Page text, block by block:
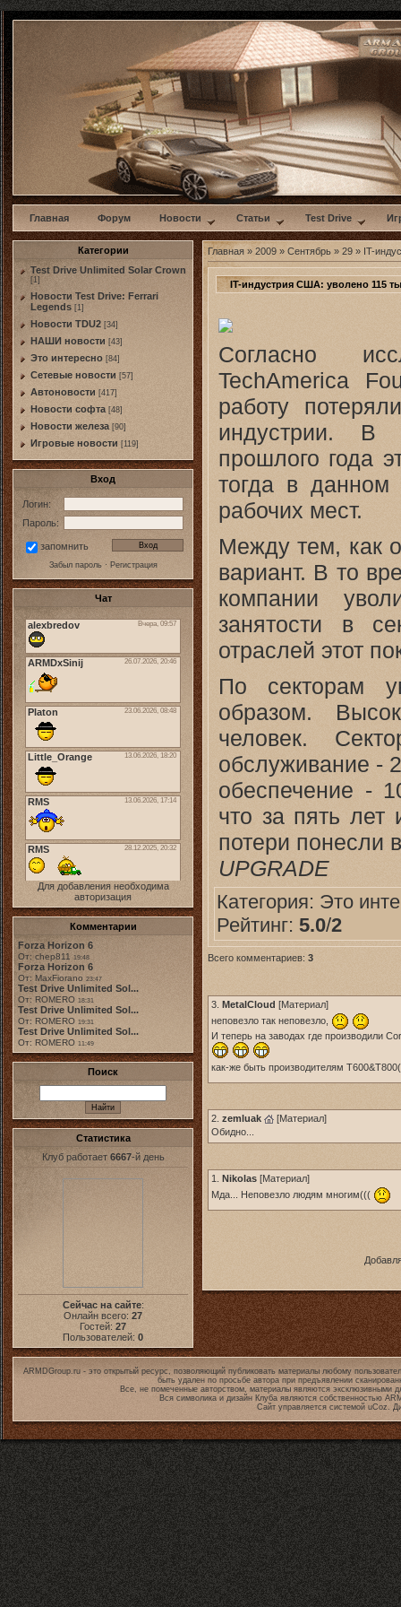
w
Главная Форум Новости Статьи Test Drive
Категории
Test Drive Unlimited Solar Crown
[1]
Новости Test Drive: Ferrari
Legends [1]
Новости TDU2 [34]
НАШИ новости [43]
Это интересно [84]
Сетевые новости [57]
Автоновости [417]
Новости софта [48]
Новоcти железа [90]
Игровые новости [119]
Вход
Логин:
Пароль:
запомнить
Забыл пароль· Регистрация
Чат
Для добавления необходима
авторизация
Комментарии
Forza Horizon 6
От: chep811 19:48
Forza Horizon 6
От: MaxFiorano 23:47
Test Drive Unlimited Sol...
От: ROMERO 18:31
Test Drive Unlimited Sol...
От: ROMERO 19:31
Test Drive Unlimited Sol...
От: ROMERO 11:49
Поиск
Статистика
Клуб работает 6667-й день
Сейчас на сайте:
Онлайн всего: 27
Гостей: 27
Пользователей: 0
Главная » 2009 » Сентябрь » 29 » IT-
IT-индустрия США: уволено 115
Согласно
TechAmerica
работу
индустрии. В
прошлого года
тогда в данном
рабочих мест.
Между тем, как
вариант. В то
компании
занятости в
отраслей этот
По секторам
образом.
человек.
обслуживание -
обеспечение -
что за пять лет
потери понесли
UPGRADE
Категория: Это
Рейтинг: 5.0/2
Всего комментариев: 3
3. MetalCloud [Материал]
неповезло так неповезло,
И теперь на заводах где производили
как-же быть производителям
2. zemluak [Материал]
Обидно...
1. Nikolas [Материал]
Мда... Неповезло людям многим(((
ARMDGroup.ru - это открытый ресурс, позволяющий публиковать материалы любому
быть удален по просьбе автора при предъявлении
Все, не помеченные авторством, материалы являются эксклюзивными
Вся символика и дизайн Клуба являются собственностью
Сайт управляется системой uCoz.